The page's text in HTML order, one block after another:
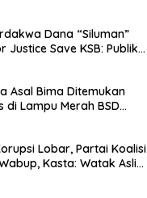
Dana “Siluman”
Justice Save KSB: Publik
Asal Bima Ditemukan
di Lampu Merah BSD
Lobar, Partai Koalisi
Kasta: Watak Asli